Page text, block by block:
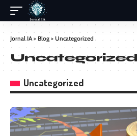
Jornal IA> Blog> Uncategorized
Uncategorized
Uncategorized